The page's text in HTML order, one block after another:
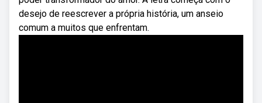
desejo de reescrever a própria história, um anseio
comum a muitos que enfrentam.